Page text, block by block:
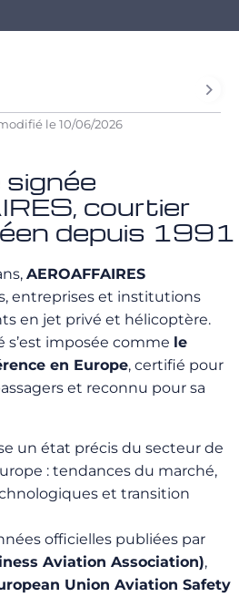
le10/06/2026
courtier
depuis 1991
AEROAFFAIRES
entreprises et institutions
en jet privé et hélicoptère.
s’est imposée comme le
en Europe, certifié pour
et reconnu pour sa
un état précis du secteur de
: tendances du marché,
et transition
officielles publiées par
Aviation Association),
Union Aviation Safety